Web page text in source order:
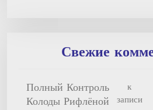
Свежие
Полный Контроль
Колоды Рифлёной
к
записи